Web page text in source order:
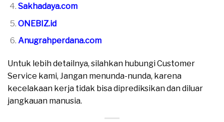
Sakhadaya.com
ONEBIZ.id
Anugrahperdana.com
Untuk lebih detailnya, silahkan hubungi Customer
Service kami, Jangan menunda-nunda, karena
kecelakaan kerja tidak bisa diprediksikan dan diluar
jangkauan manusia.